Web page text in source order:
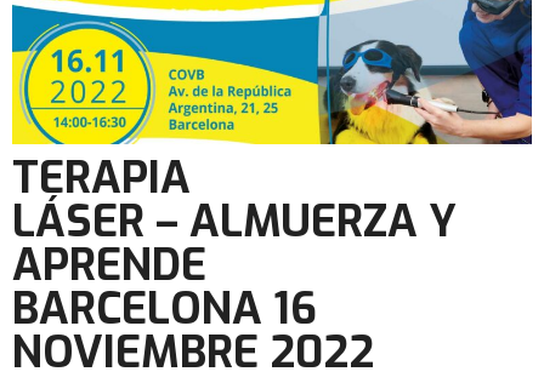
TERAPIA
LÁSER – ALMUERZA Y
APRENDE
BARCELONA 16
NOVIEMBRE 2022